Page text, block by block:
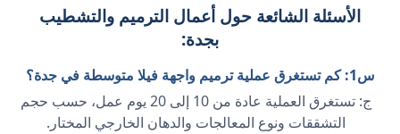
الأسئلة الشائعة حول أعمال الترميم والتشطيب
بجدة:
س1: كم تستغرق عملية ترميم واجهة فيلا متوسطة في جدة؟
ج: تستغرق العملية عادة من 10 إلى 20 يوم عمل، حسب حجم
التشققات ونوع المعالجات والدهان الخارجي المختار.